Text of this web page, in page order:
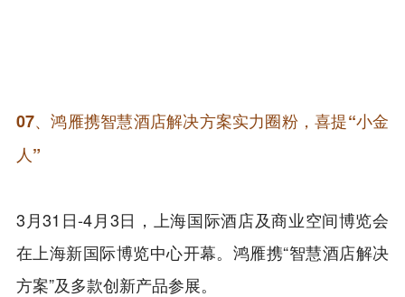
07、鸿雁携智慧酒店解决方案实力圈粉，喜提“小金
人”
3月31日-4月3日，上海国际酒店及商业空间博览会
在上海新国际博览中心开幕。鸿雁携“智慧酒店解决
方案”及多款创新产品参展。